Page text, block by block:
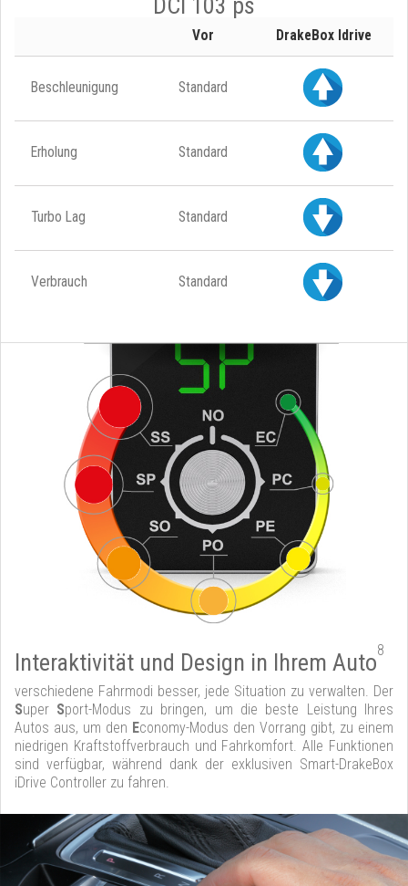
Vor DrakeBox Idrive
Beschleunigung Standard
Erholung Standard
Turbo Lag Standard
Verbrauch Standard
Interaktivität und Design in Ihrem Auto8
verschiedene Fahrmodi besser, jede Situation zu verwalten. Der
Super Sport-Modus zu bringen, um die beste Leistung Ihres
Autos aus, um den Economy-Modus den Vorrang gibt, zu einem
niedrigen Kraftstoffverbrauch und Fahrkomfort. Alle Funktionen
sind verfügbar, während dank der exklusiven Smart-DrakeBox
iDrive Controller zu fahren.